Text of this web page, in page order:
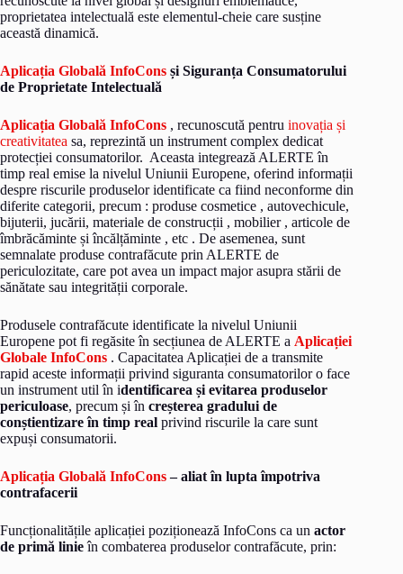
proprietatea intelectuală este elementul-cheie care susține
această dinamică.
Aplicația Globală InfoCons și Siguranța Consumatorului
de Proprietate Intelectuală
Aplicația Globală InfoCons , recunoscută pentru inovația și
creativitatea sa, reprezintă un instrument complex dedicat
protecției consumatorilor. Aceasta integrează ALERTE în
timp real emise la nivelul Uniunii Europene, oferind informații
despre riscurile produselor identificate ca fiind neconforme din
diferite categorii, precum : produse cosmetice , autovechicule,
bijuterii, jucării, materiale de construcții , mobilier , articole de
îmbrăcăminte și încălțăminte , etc . De asemenea, sunt
semnalate produse contrafăcute prin ALERTE de
periculozitate, care pot avea un impact major asupra stării de
sănătate sau integrității corporale.
Produsele contrafăcute identificate la nivelul Uniunii
Europene pot fi regăsite în secțiunea de ALERTE a Aplicației
Globale InfoCons . Capacitatea Aplicației de a transmite
rapid aceste informații privind siguranta consumatorilor o face
un instrument util în identificarea și evitarea produselor
periculoase, precum și în creșterea gradului de
conștientizare în timp real privind riscurile la care sunt
expuși consumatorii.
Aplicația Globală InfoCons– aliat în lupta împotriva
contrafacerii
Funcționalitățile aplicației poziționează InfoCons ca un actor
de primă linieîn combaterea produselor contrafăcute, prin: